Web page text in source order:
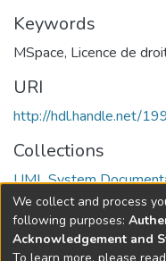
Keywords
MSpace, Licence de
URI
http://hdl.handle.net/
Collections
UML System
Full item page
We collect and process
following purposes:
Acknowledgement and